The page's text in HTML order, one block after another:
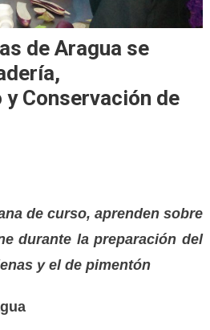
de Aragua se
Conservación de
de curso, aprenden sobre
durante la preparación del
y el de pimentón